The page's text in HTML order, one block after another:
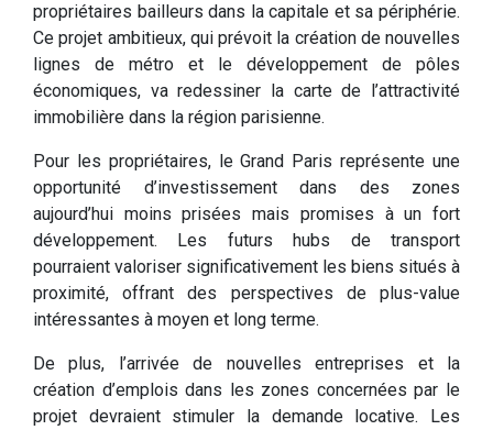
propriétaires bailleurs dans la capitale et sa périphérie.
Ce projet ambitieux, qui prévoit la création de nouvelles
lignes de métro et le développement de pôles
économiques, va redessiner la carte de l’attractivité
immobilière dans la région parisienne.
Pour les propriétaires, le Grand Paris représente une
opportunité d’investissement dans des zones
aujourd’hui moins prisées mais promises à un fort
développement. Les futurs hubs de transport
pourraient valoriser significativement les biens situés à
proximité, offrant des perspectives de plus-value
intéressantes à moyen et long terme.
De plus, l’arrivée de nouvelles entreprises et la
création d’emplois dans les zones concernées par le
projet devraient stimuler la demande locative. Les